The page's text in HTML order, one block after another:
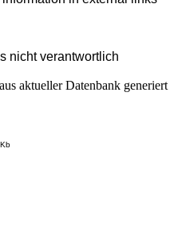
nicht verantwortlich
aktueller Datenbank generiert